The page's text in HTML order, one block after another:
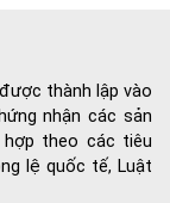
thành lập vào
nhận các sản
hợp theo các tiêu
lệ quốc tế, Luật